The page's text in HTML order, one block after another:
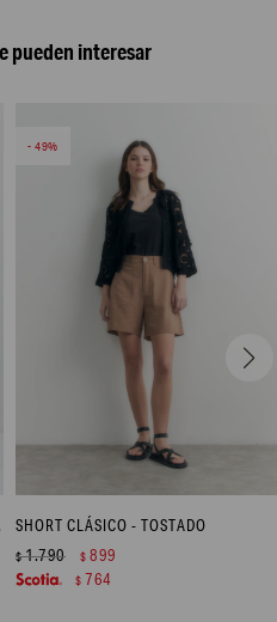
pueden interesar
49
SHORT CLÁSICO - TOSTADO
$1.790 $ 899
$ 764